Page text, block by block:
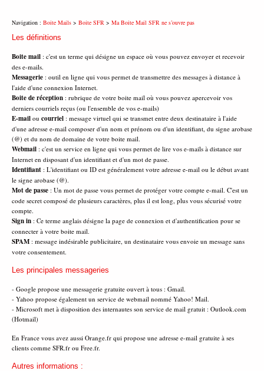
Navigation : Boite Mails > Boite SFR > Ma Boite Mail SFR ne s’ouvre pas
Les définitions
Boite mail : c'est un terme qui désigne un espace où vous pouvez envoyer et recevoir
des e-mails.
Messagerie : outil en ligne qui vous permet de transmettre des messages à distance à
l'aide d'une connexion Internet.
Boite de réception : rubrique de votre boite mail où vous pouvez apercevoir vos
derniers courriels reçus (ou l'ensemble de vos e-mails)
E-mail ou courriel : message virtuel qui se transmet entre deux destinataire à l'aide
d'une adresse e-mail composer d'un nom et prénom ou d'un identifiant, du signe arobase
(@) et du nom de domaine de votre boite mail.
Webmail : c'est un service en ligne qui vous permet de lire vos e-mails à distance sur
Internet en disposant d'un identifiant et d'un mot de passe.
Identifiant : L'identifiant ou ID est généralement votre adresse e-mail ou le début avant
le signe arobase (@).
Mot de passe : Un mot de passe vous permet de protéger votre compte e-mail. C'est un
code secret composé de plusieurs caractères, plus il est long, plus vous sécurisé votre
compte.
Sign in : Ce terme anglais désigne la page de connexion et d'authentification pour se
connecter à votre boite mail.
SPAM : message indésirable publicitaire, un destinataire vous envoie un message sans
votre consentement.
Les principales messageries
- Google propose une messagerie gratuite ouvert à tous : Gmail.
- Yahoo propose également un service de webmail nommé Yahoo! Mail.
- Microsoft met à disposition des internautes son service de mail gratuit : Outlook.com
(Hotmail)
En France vous avez aussi Orange.fr qui propose une adresse e-mail gratuite à ses
clients comme SFR.fr ou Free.fr.
Autres informations :